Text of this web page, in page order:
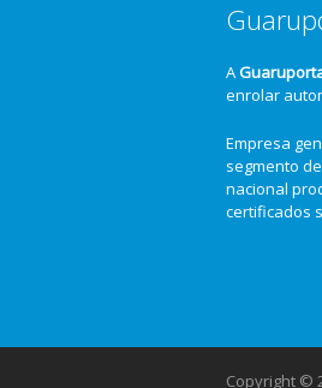
A
enrolar
Empresa
segmento
nacional
certificados
Copyright ©